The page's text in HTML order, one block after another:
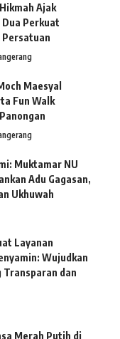
Ajak
Perkuat
Persatuan
Maesyal
Fun Walk
Muktamar NU
Adu Gagasan,
Ukhuwah
Layanan
Wujudkan
Transparan dan
Merah Putih di